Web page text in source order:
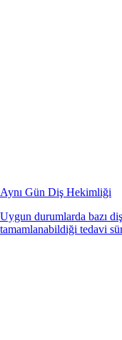
Aynı Gün Diş Hekimliği
Uygun durumlarda bazı
tamamlanabildiği tedavi